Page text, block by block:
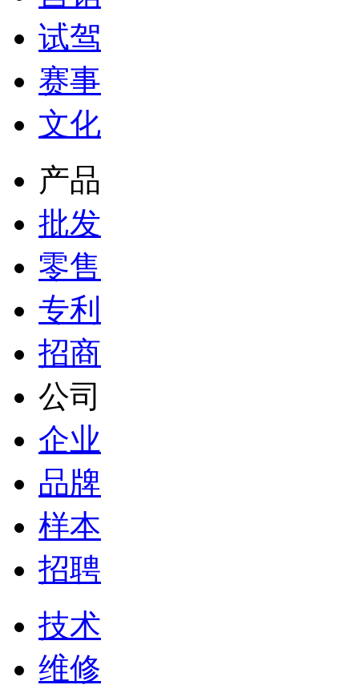
试驾
赛事
文化
产品
批发
零售
专利
招商
公司
企业
品牌
样本
招聘
技术
维修